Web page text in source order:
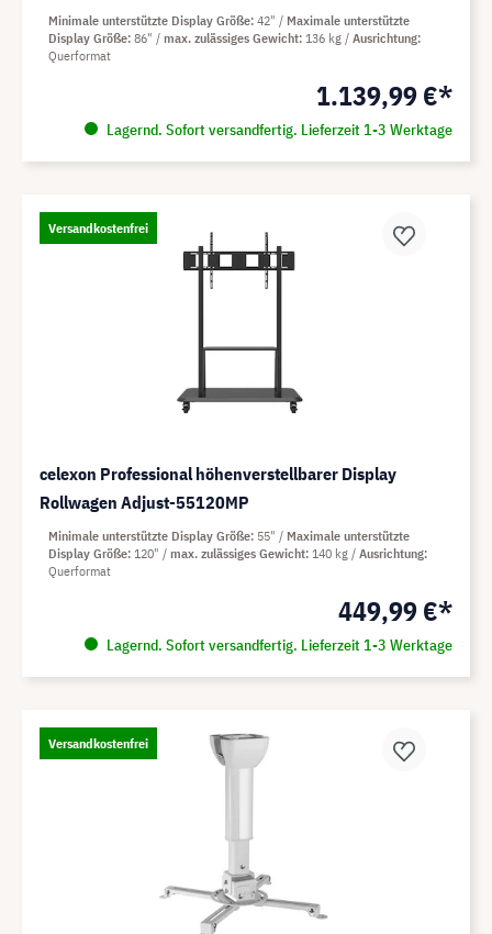
1.139,99 €*
Lagernd. Sofort versandfertig. Lieferzeit 1-3 Werktage
Minimale unterstützte Display Größe 42"
Maximale unterstützte
Display Größe 86" max. zulässiges Gewicht 136 kg
Ausrichtung
Querformat
Versandkostenfrei
celexon Professional höhenverstellbarer Display
Rollwagen Adjust-55120MP
449,99 €*
Lagernd. Sofort versandfertig. Lieferzeit 1-3 Werktage
Minimale unterstützte Display Größe 55"
Maximale unterstützte
Display Größe 120" max. zulässiges Gewicht 140 kg
Ausrichtung
Querformat
Versandkostenfrei